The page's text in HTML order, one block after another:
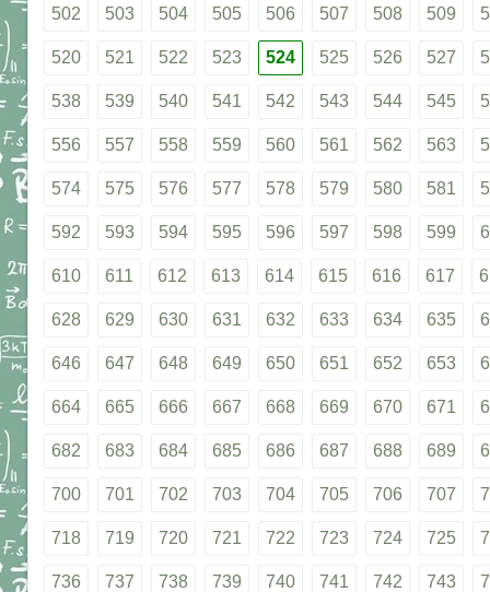
502 503 504 505 506 507 508 509
520 521 522 523 524 525 526 527
538 539 540 541 542 543 544 545
556 557 558 559 560 561 562 563
574 575 576 577 578 579 580 581
592 593 594 595 596 597 598 599
610 611 612 613 614 615 616 617
628 629 630 631 632 633 634 635
646 647 648 649 650 651 652 653
664 665 666 667 668 669 670 671
682 683 684 685 686 687 688 689
700 701 702 703 704 705 706 707
718 719 720 721 722 723 724 725
736 737 738 739 740 741 742 743